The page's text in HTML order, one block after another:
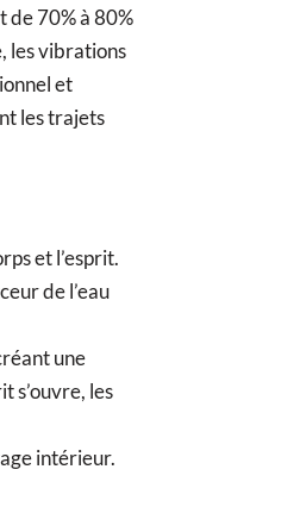
de 70% à 80%
les vibrations
et
les trajets
et l’esprit.
de l’eau
une
s’ouvre, les
intérieur.